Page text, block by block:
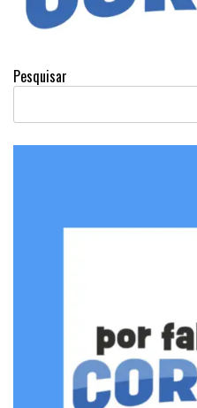
Pesquisar